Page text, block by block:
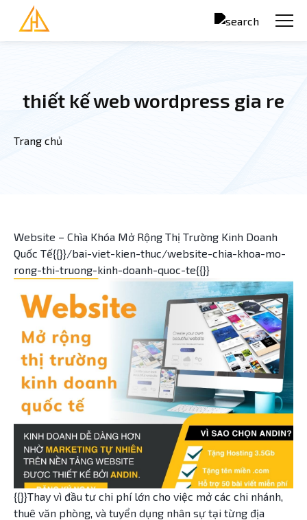
Nhảy đến nội dung
thiết kế web wordpress gia re
Bạn đang ở đây
Trang chủ
Website – Chìa Khóa Mở Rộng Thị Trường Kinh Doanh
Quốc Tế{{}}/bai-viet-kien-thuc/website-chia-khoa-mo-
rong-thi-truong-kinh-doanh-quoc-te{{}}
{{}}Thay vì đầu tư chi phí lớn cho việc mở các chi nhánh,
thuê văn phòng, và tuyển dụng nhân sự tại từng địa